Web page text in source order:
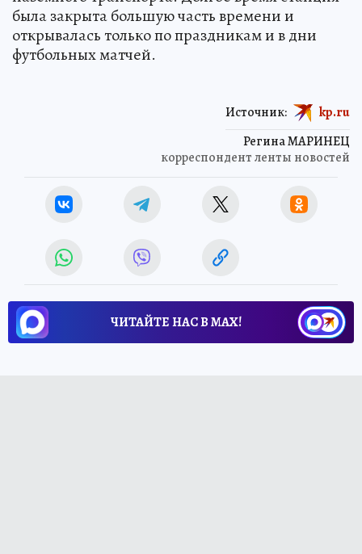
была закрыта большую часть времени и
открывалась только по праздникам и в дни
футбольных матчей.
Регина МАРИНЕЦ
корреспондент ленты новостей
Источник: kp.ru
ЧИТАЙТЕ НАС В МАХ!